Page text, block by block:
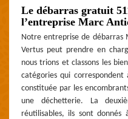
Le débarras gratuit
l’entreprise Marc
Notre entreprise de débarras
Vertus peut prendre en
nous trions et classons les
catégories qui
constituée par les
une déchetterie. La
réutilisables, ils sont donnés